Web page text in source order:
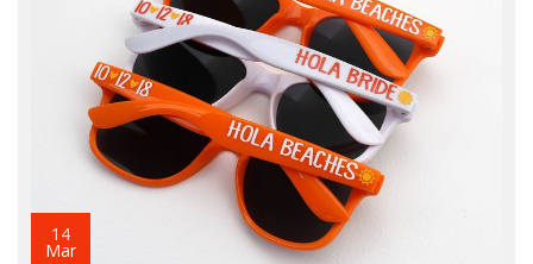
14
Mar